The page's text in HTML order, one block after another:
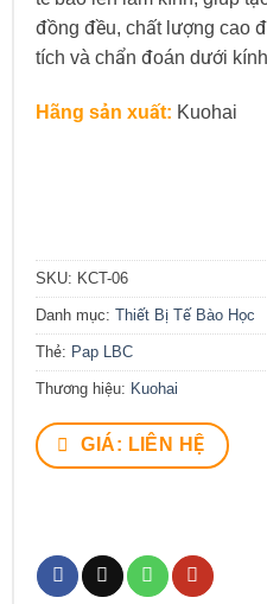
đồng đều, chất lượng cao
tích và chẩn đoán dưới
Hãng sản xuất: Kuohai
SKU: KCT-06
Danh mục: Thiết Bị Tế Bào Học
Thẻ: Pap LBC
Thương hiệu: Kuohai
GIÁ: LIÊN HỆ